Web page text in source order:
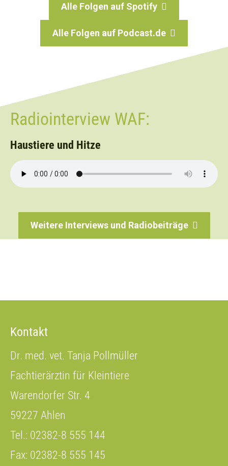
Alle Folgen auf Spotify
Alle Folgen auf Podcast.de
Radiointerview WAF:
Haustiere und Hitze
Weitere Interviews und Radiobeiträge
Kontakt
Dr. med. vet. Tanja Pollmüller
Fachtierärztin für Kleintiere
Warendorfer Str. 4
59227 Ahlen
Tel.: 02382-8 555 144
Fax: 02382-8 555 145